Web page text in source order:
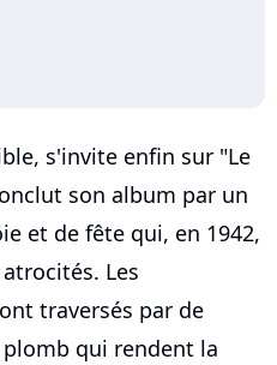
s'invite enfin sur "Le
son album par un
et de fête qui, en 1942,
Les
traversés par de
qui rendent la